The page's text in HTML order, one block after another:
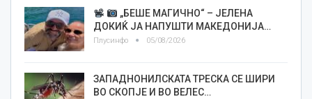
„БЕШЕ МАГИЧНО“ – ЈЕЛЕНА
ДОКИЌ ЈА НАПУШТИ МАКЕДОНИЈА…
Плусинфо 05/08/2026
ЗАПАДНОНИЛСКАТА ТРЕСКА СЕ ШИРИ
ВО СКОПЈЕ И ВО ВЕЛЕС…